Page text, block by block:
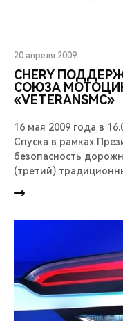
20 апреля 2009
CHERY
СОЮЗА
«VETERANSMC»
16 мая 2009 года в
Спуска в рамках
безопасность
(третий)